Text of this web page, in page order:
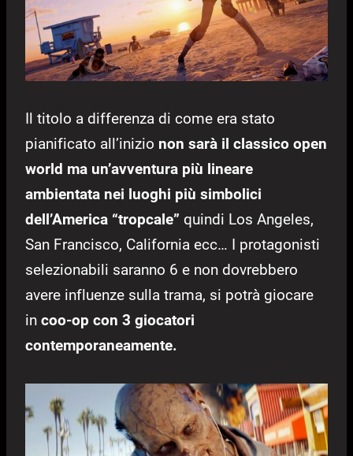
Il titolo a differenza di come era stato
pianificato all’inizio non sarà il classico open
world ma un’avventura più lineare
ambientata nei luoghi più simbolici
dell’America “tropcale” quindi Los Angeles,
San Francisco, California ecc… I protagonisti
selezionabili saranno 6 e non dovrebbero
avere influenze sulla trama, si potrà giocare
in coo-op con 3 giocatori
contemporaneamente.